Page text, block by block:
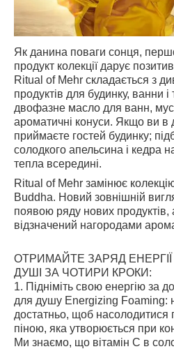
Як данина поваги сонця,
продукт колекції дарує
Ritual of Mehr складається з
продуктів для будинку, ванни
двофазне масло для ванн, мус
ароматичні конуси. Якщо ви в
приймаєте гостей будинку;
солодкого апельсина і кедра
тепла всередині.
Ritual of Mehr замінює
Buddha. Новий зовнішній
появою ряду нових продуктів,
відзначений нагородами
ОТРИМАЙТЕ ЗАРЯД ЕНЕРГІЇ
ДУШІ ЗА ЧОТИРИ КРОКИ:
1. Підніміть свою енергію за
для душу Energizing Foaming:
достатньо, щоб насолодитися
піною, яка утворюється при
Ми знаємо, що вітамін С в